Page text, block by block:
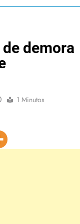
demora
1 Minutos